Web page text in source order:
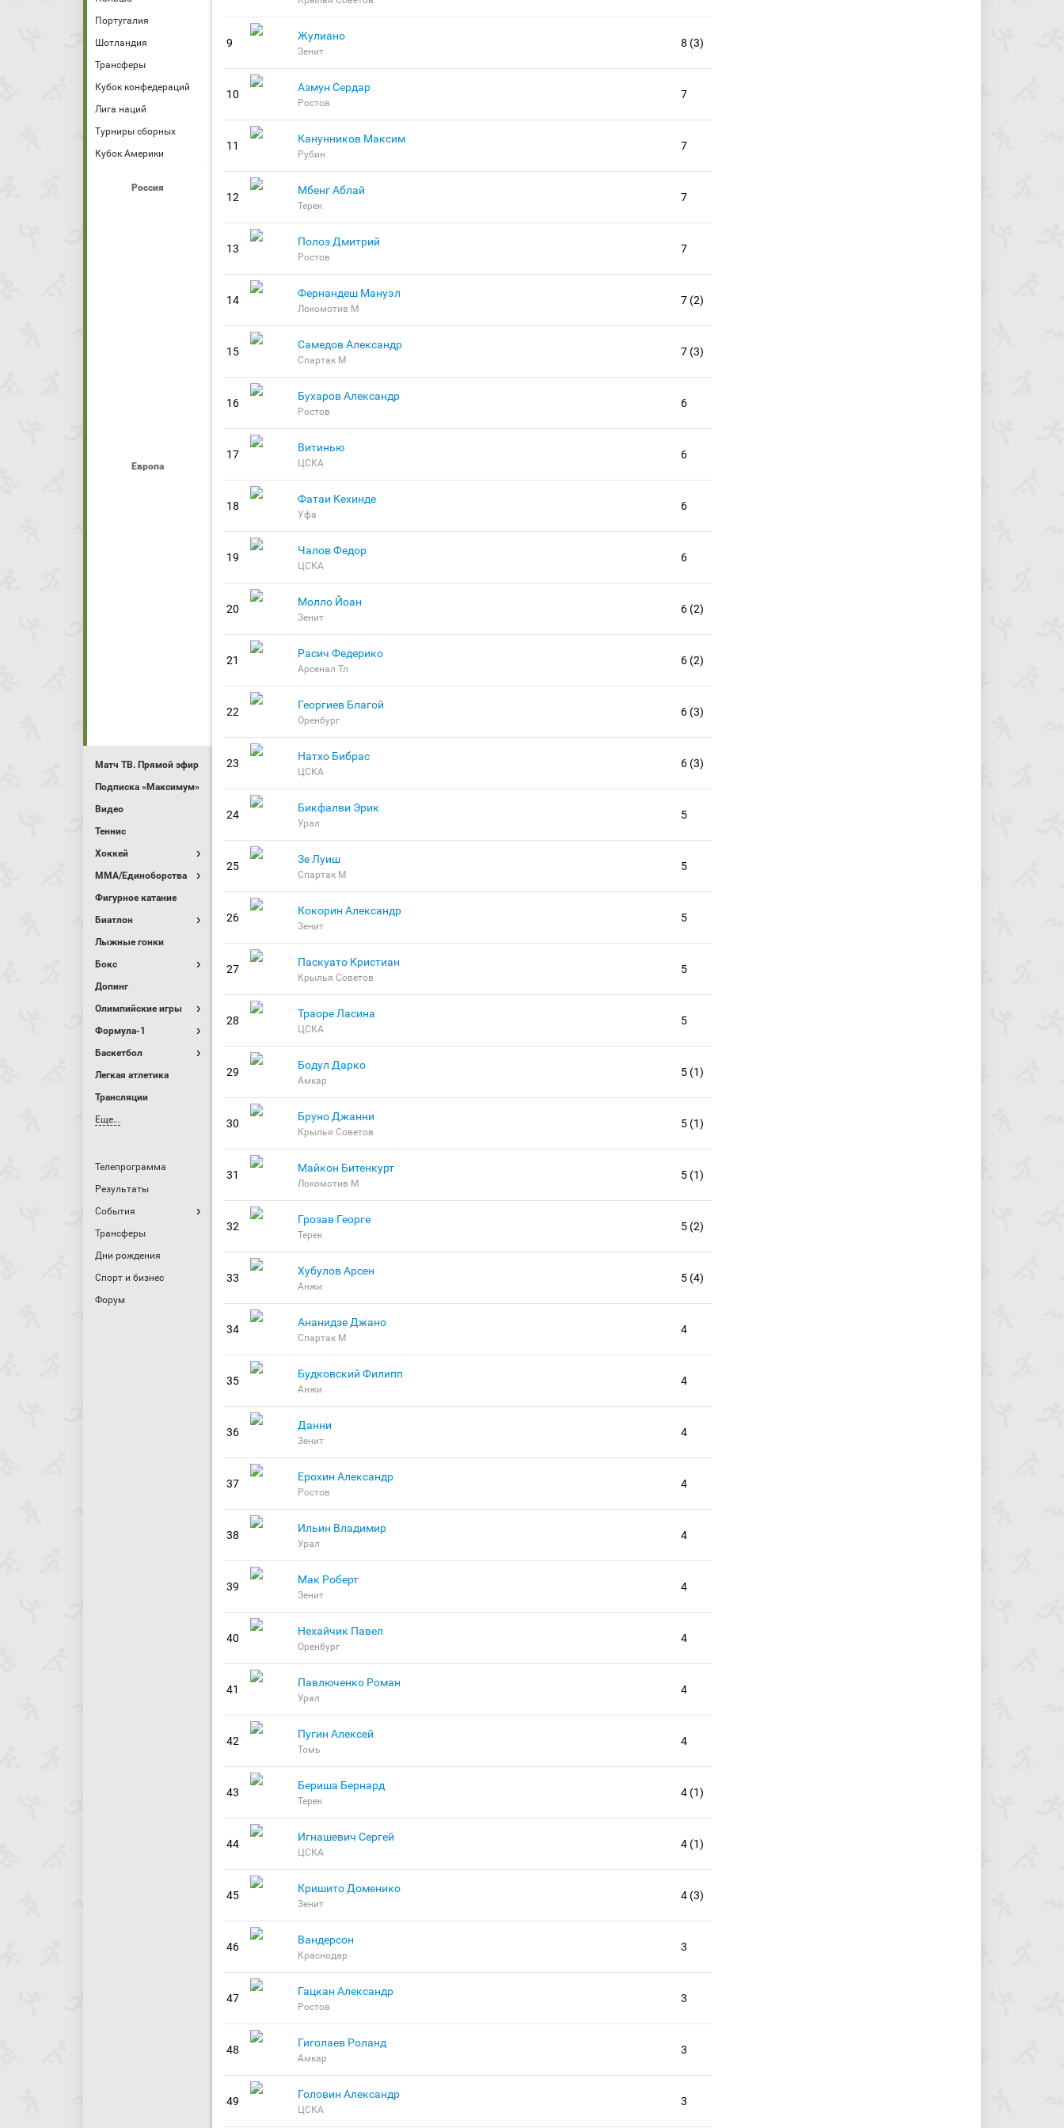
Португалия
Шотландия
Трансферы
Кубок конфедераций
Лига наций
Турниры сборных
Кубок Америки
Россия
Европа
Матч ТВ. Прямой эфир
Подписка «Максимум»
Видео
Теннис
Хоккей
MMA/Единоборства
Фигурное катание
Биатлон
Лыжные гонки
Бокс
Допинг
Олимпийские игры
Формула-1
Баскетбол
Легкая атлетика
Трансляции
Еще...
Телепрограмма
Результаты
События
Трансферы
Дни рождения
Спорт и бизнес
Форум
9
Жулиано
Зенит
8 (3)
10
Азмун Сердар
Ростов
7
11
Канунников Максим
Рубин
7
12
Мбенг Аблай
Терек
7
13
Полоз Дмитрий
Ростов
7
14
Фернандеш Мануэл
Локомотив М
7 (2)
15
Самедов Александр
Спартак М
7 (3)
16
Бухаров Александр
Ростов
6
17
Витинью
ЦСКА
6
18
Фатаи Кехинде
Уфа
6
19
Чалов Федор
ЦСКА
6
20
Молло Йоан
Зенит
6 (2)
21
Расич Федерико
Арсенал Тл
6 (2)
22
Георгиев Благой
Оренбург
6 (3)
23
Натхо Бибрас
ЦСКА
6 (3)
24
Бикфалви Эрик
Урал
5
25
Зе Луиш
Спартак М
5
26
Кокорин Александр
Зенит
5
27
Паскуато Кристиан
Крылья Советов
5
28
Траоре Ласина
ЦСКА
5
29
Бодул Дарко
Амкар
5 (1)
30
Бруно Джанни
Крылья Советов
5 (1)
31
Майкон Битенкурт
Локомотив М
5 (1)
32
Грозав Георге
Терек
5 (2)
33
Хубулов Арсен
Анжи
5 (4)
34
Ананидзе Джано
Спартак М
4
35
Будковский Филипп
Анжи
4
36
Данни
Зенит
4
37
Ерохин Александр
Ростов
4
38
Ильин Владимир
Урал
4
39
Мак Роберт
Зенит
4
40
Нехайчик Павел
Оренбург
4
41
Павлюченко Роман
Урал
4
42
Пугин Алексей
Томь
4
43
Бериша Бернард
Терек
4 (1)
44
Игнашевич Сергей
ЦСКА
4 (1)
45
Кришито Доменико
Зенит
4 (3)
46
Вандерсон
Краснодар
3
47
Гацкан Александр
Ростов
3
48
Гиголаев Роланд
Амкар
3
49
Головин Александр
ЦСКА
3